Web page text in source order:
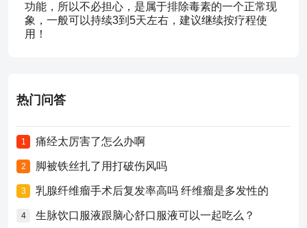
功能，所以不必担心，是属于排除毒素的一个正常现
象，一般可以持续3到5天左右，建议继续按疗程使
用！
热门问答
1 痛经太厉害了怎么办啊
2 脚被铁丝扎了用打破伤风吗
3 乳腺纤维瘤手术后复发率高吗 纤维瘤是多发性的
4 生脉饮口服液跟脑心舒口服液可以一起吃么？